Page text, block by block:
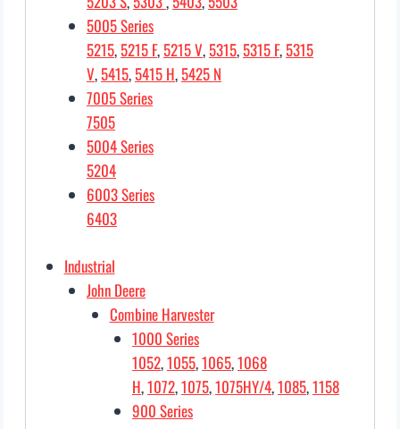
5005 Series
5215,5215 F,5215 V,5315,5315 F,5315
V,5415,5415 H,5425 N
7005 Series
7505
5004 Series
5204
6003 Series
6403
Industrial
John Deere
Combine Harvester
1000 Series
1052,1055,1065,1068
H,1072,1075,1075HY/4,1085,1158
900 Series